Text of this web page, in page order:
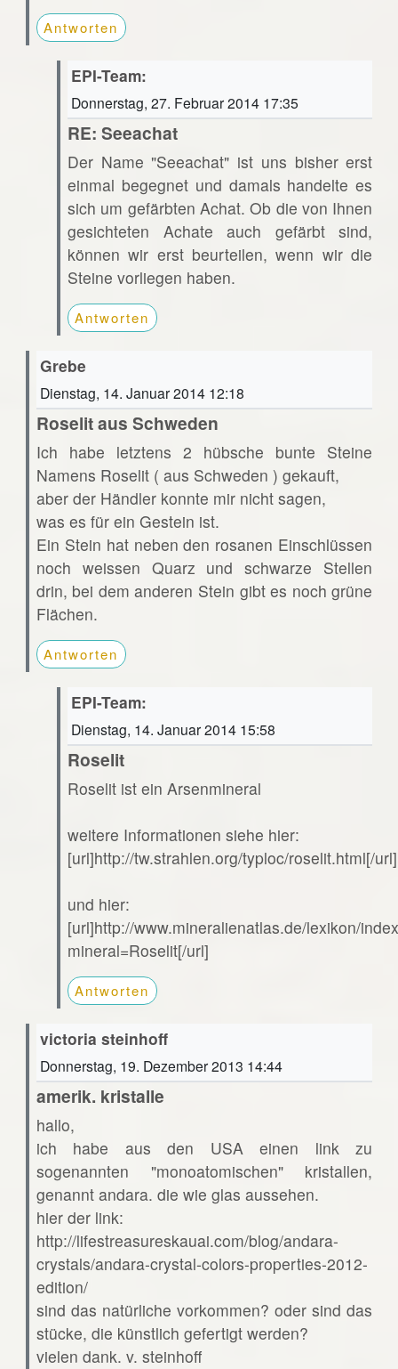
Antworten
EPI-Team:
Donnerstag, 27. Februar 2014 17:35
RE: Seeachat
Der Name "Seeachat" ist uns bisher erst
einmal begegnet und damals handelte es
sich um gefärbten Achat. Ob die von Ihnen
gesichteten Achate auch gefärbt sind,
können wir erst beurteilen, wenn wir die
Steine vorliegen haben.
Antworten
Grebe
Dienstag, 14. Januar 2014 12:18
Roselit aus Schweden
Ich habe letztens 2 hübsche bunte Steine
Namens Roselit ( aus Schweden ) gekauft,
aber der Händler konnte mir nicht sagen,
was es für ein Gestein ist.
Ein Stein hat neben den rosanen Einschlüssen
noch weissen Quarz und schwarze Stellen
drin, bei dem anderen Stein gibt es noch grüne
Flächen.
Antworten
EPI-Team:
Dienstag, 14. Januar 2014 15:58
Roselit
Roselit ist ein Arsenmineral
weitere Informationen siehe hier:
[url]http://tw.strahlen.org/typloc/roselit.html[/url]
und hier:
[url]http://www.mineralienatlas.de/lexikon/
mineral=Roselit[/url]
Antworten
victoria steinhoff
Donnerstag, 19. Dezember 2013 14:44
amerik. kristalle
hallo,
ich habe aus den USA einen link zu
sogenannten "monoatomischen" kristallen,
genannt andara. die wie glas aussehen.
hier der link:
http://lifestreasureskauai.com/blog/andara-
crystals/andara-crystal-colors-properties-2012-
edition/
sind das natürliche vorkommen? oder sind das
stücke, die künstlich gefertigt werden?
vielen dank. v. steinhoff